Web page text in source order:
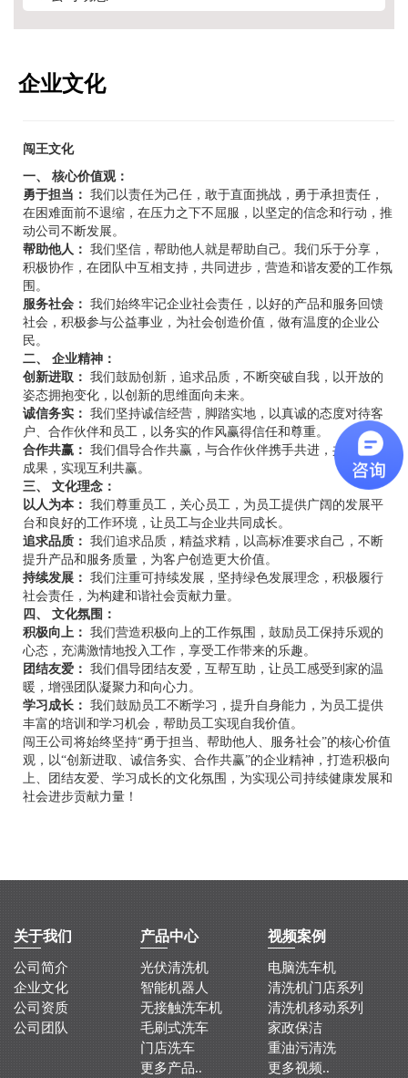
企业文化
闯王文化
一、 核心价值观：
勇于担当： 我们以责任为己任，敢于直面挑战，勇于承担责任，
在困难面前不退缩，在压力之下不屈服，以坚定的信念和行动，推
动公司不断发展。
帮助他人： 我们坚信，帮助他人就是帮助自己。我们乐于分享，
积极协作，在团队中互相支持，共同进步，营造和谐友爱的工作氛
围。
服务社会： 我们始终牢记企业社会责任，以好的产品和服务回馈
社会，积极参与公益事业，为社会创造价值，做有温度的企业公
民。
二、 企业精神：
创新进取： 我们鼓励创新，追求品质，不断突破自我，以开放的
姿态拥抱变化，以创新的思维面向未来。
诚信务实： 我们坚持诚信经营，脚踏实地，以真诚的态度对待客
户、合作伙伴和员工，以务实的作风赢得信任和尊重。
合作共赢： 我们倡导合作共赢，与合作伙伴携手共进，共享发展
成果，实现互利共赢。
三、 文化理念：
以人为本： 我们尊重员工，关心员工，为员工提供广阔的发展平
台和良好的工作环境，让员工与企业共同成长。
追求品质： 我们追求品质，精益求精，以高标准要求自己，不断
提升产品和服务质量，为客户创造更大价值。
持续发展： 我们注重可持续发展，坚持绿色发展理念，积极履行
社会责任，为构建和谐社会贡献力量。
四、 文化氛围：
积极向上： 我们营造积极向上的工作氛围，鼓励员工保持乐观的
心态，充满激情地投入工作，享受工作带来的乐趣。
团结友爱： 我们倡导团结友爱，互帮互助，让员工感受到家的温
暖，增强团队凝聚力和向心力。
学习成长： 我们鼓励员工不断学习，提升自身能力，为员工提供
丰富的培训和学习机会，帮助员工实现自我价值。
闯王公司将始终坚持“勇于担当、帮助他人、服务社会”的核心价值
观，以“创新进取、诚信务实、合作共赢”的企业精神，打造积极向
上、团结友爱、学习成长的文化氛围，为实现公司持续健康发展和
社会进步贡献力量！
关于我们
公司简介
企业文化
公司资质
公司团队
产品中心
光伏清洗机
智能机器人
无接触洗车机
毛刷式洗车
门店洗车
更多产品..
视频案例
电脑洗车机
清洗机门店系列
清洗机移动系列
家政保洁
重油污清洗
更多视频..